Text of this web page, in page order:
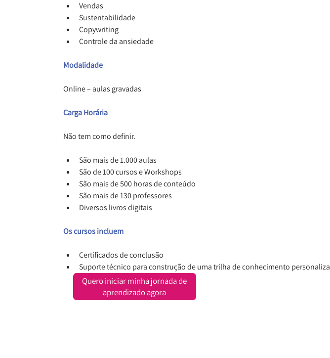
Quero iniciar minha jornada de
aprendizado agora
Vendas
Sustentabilidade
Copywriting
Controle da ansiedade
Modalidade
Online – aulas gravadas
Carga Horária
Não tem como definir.
São mais de 1.000 aulas
São de 100 cursos e Workshops
São mais de 500 horas de conteúdo
São mais de 130 professores
Diversos livros digitais
Os cursos incluem
Certificados de conclusão
Suporte técnico para construção de uma trilha de conhecimento